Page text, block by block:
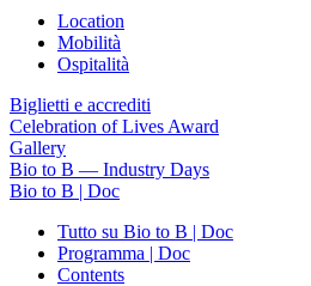
Location
Mobilità
Ospitalità
Biglietti e accrediti
Celebration of Lives Award
Gallery
Bio to B — Industry Days
Bio to B | Doc
Tutto su Bio to B | Doc
Programma | Doc
Contents